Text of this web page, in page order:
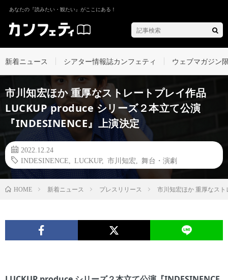
あなたの『読みたい・観たい』がここにある！
新着ニュース シアター情報誌カンフェティ ウェブマガジン
市川知宏ほか 重厚なストレートプレイ作品
LUCKUP produce シリーズ２本立て公演
『INDESINENCE』上演決定
2022.12.24
INDESINENCE
LUCKUP, 市川知宏 舞台・演劇
HOME 新着ニュース プレスリリース 市川知宏ほか 重厚なス